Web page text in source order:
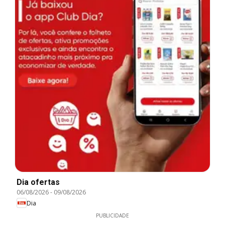
Dia ofertas
06/08/2026- 09/08/2026
Dia
PUBLICIDADE